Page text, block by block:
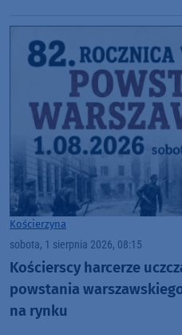
Kościerzyna
sobota, 1 sierpnia 2026, 08:15
Kościerscy harcerze
powstania
na rynku